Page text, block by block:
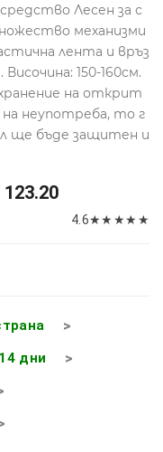
Лесен за с
механизми
лента и връз
150-160см.
на открит
неупотреба, то г
ще бъде защитен и
4.6★★ ★★ ★
дни